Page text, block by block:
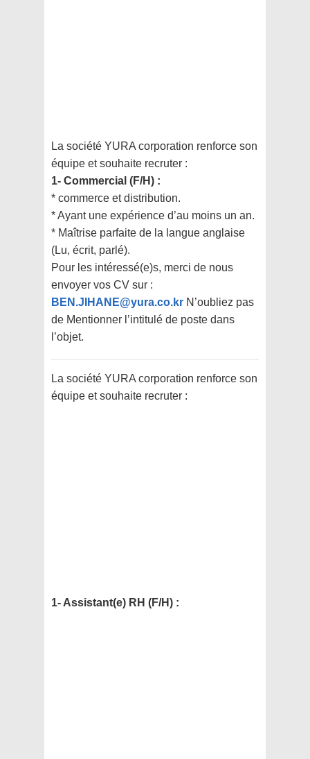
La société YURA corporation renforce son
équipe et souhaite recruter :
1- Commercial (F/H) :
* commerce et distribution.
* Ayant une expérience d’au moins un an.
* Maîtrise parfaite de la langue anglaise
(Lu, écrit, parlé).
Pour les intéressé(e)s, merci de nous
envoyer vos CV sur :
BEN.JIHANE@yura.co.kr N’oubliez pas
de Mentionner l’intitulé de poste dans
l’objet.
La société YURA corporation renforce son
équipe et souhaite recruter :
1- Assistant(e) RH (F/H) :